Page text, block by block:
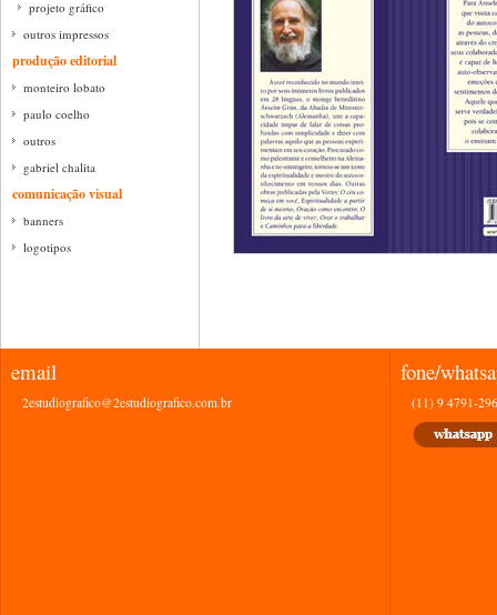
projeto gráfico
outros impressos
produção editorial
monteiro lobato
paulo coelho
outros
gabriel chalita
comunicação visual
banners
logotipos
email
2estudiografico@2estudiografico.com.br
fone/
(11) 9 4791-